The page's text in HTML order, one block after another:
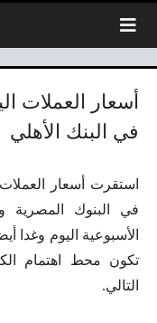
في البنك الأهلي
في البنوك المصرية
الأسبوعية اليوم وغدا
تكون محط اهتمام
التالي.